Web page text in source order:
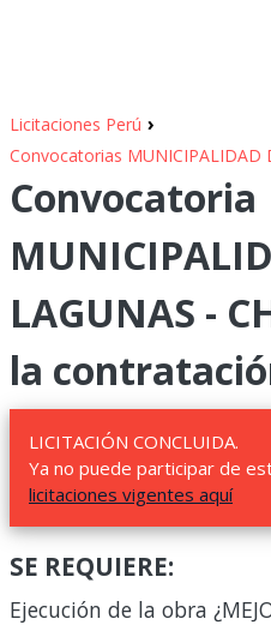
Licitaciones Perú ›
Convocatorias MUNICIPALIDAD
Convocatoria
LAGUNAS -
la
LICITACIÓN CONCLUIDA.
Ya no puede participar de
licitaciones vigentes aquí
SE REQUIERE:
Ejecución de la obra